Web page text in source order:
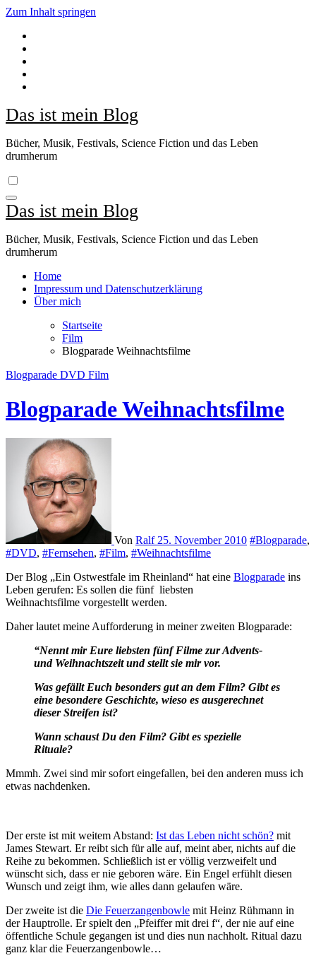
Zum Inhalt springen
Das ist mein Blog
Bücher, Musik, Festivals, Science Fiction und das Leben
drumherum
Das ist mein Blog
Bücher, Musik, Festivals, Science Fiction und das Leben
drumherum
Home
Impressum und Datenschutzerklärung
Über mich
Startseite
Film
Blogparade Weihnachtsfilme
Blogparade DVD Film
Blogparade Weihnachtsfilme
Von Ralf 25. November 2010 #Blogparade,
#DVD, #Fernsehen, #Film, #Weihnachtsfilme
Der Blog „Ein Ostwestfale im Rheinland“ hat eine Blogparade ins
Leben gerufen: Es sollen die fünf liebsten
Weihnachtsfilme vorgestellt werden.
Daher lautet meine Aufforderung in meiner zweiten Blogparade:
“Nennt mir Eure liebsten fünf Filme zur Advents-
und Weihnachtszeit und stellt sie mir vor.
Was gefällt Euch besonders gut an dem Film? Gibt es
eine besondere Geschichte, wieso es ausgerechnet
dieser Streifen ist?
Wann schaust Du den Film? Gibt es spezielle
Rituale?
Mmmh. Zwei sind mir sofort eingefallen, bei den anderen muss ich
etwas nachdenken.
Der erste ist mit weitem Abstand: Ist das Leben nicht schön? mit
James Stewart. Er reibt sich für alle auf, meint aber, nichts auf die
Reihe zu bekommen. Schließlich ist er völlig verzweifelt und
wünscht sich, dass er nie geboren wäre. Ein Engel erfühlt diesen
Wunsch und zeigt ihm, wie alles dann gelaufen wäre.
Der zweite ist die Die Feuerzangenbowle mit Heinz Rühmann in
der Hauptrolle. Er spielt den „Pfeiffer mit drei f“, der nie auf eine
öffentliche Schule gegangen ist und dies nun nachholt. Ritual dazu
ganz klar die Feuerzangenbowle…